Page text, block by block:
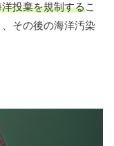
投棄を規制するこ
その後の海洋汚染